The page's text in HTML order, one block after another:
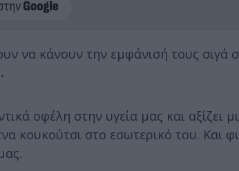
να κάνουν την εμφάνισή τους σιγά
.
οφέλη στην υγεία μας και αξίζει
κουκούτσι στο εσωτερικό του. Και